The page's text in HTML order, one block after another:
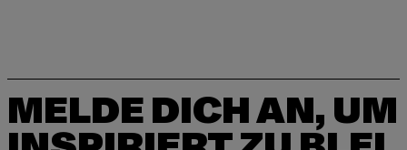
MELDE DICH AN, UM